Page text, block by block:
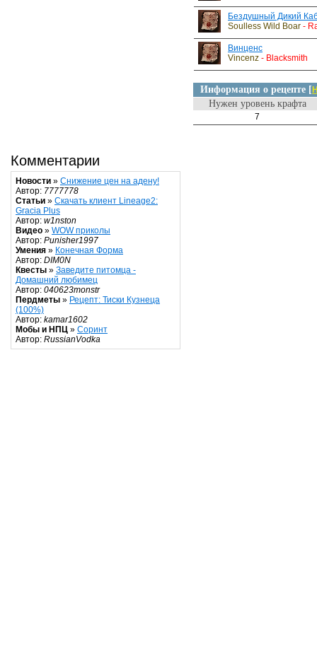
Комментарии
Новости » Снижение цен на адену!
Автор: 7777778
Статьи » Скачать клиент Lineage2:
Gracia Plus
Автор: w1nston
Видео » WOW приколы
Автор: Punisher1997
Умения » Конечная Форма
Автор: DIM0N
Квесты » Заведите питомца -
Домашний любимец
Автор: 040623monstr
Пердметы » Рецепт: Тиски Кузнеца
(100%)
Автор: kamar1602
Мобы и НПЦ » Соринт
Автор: RussianVodka
Бездушный Дикий
Soulless Wild Boar -
Винценс
Vincenz - Blacksmith
Информация о рецепте [
Нужен уровень крафта
7